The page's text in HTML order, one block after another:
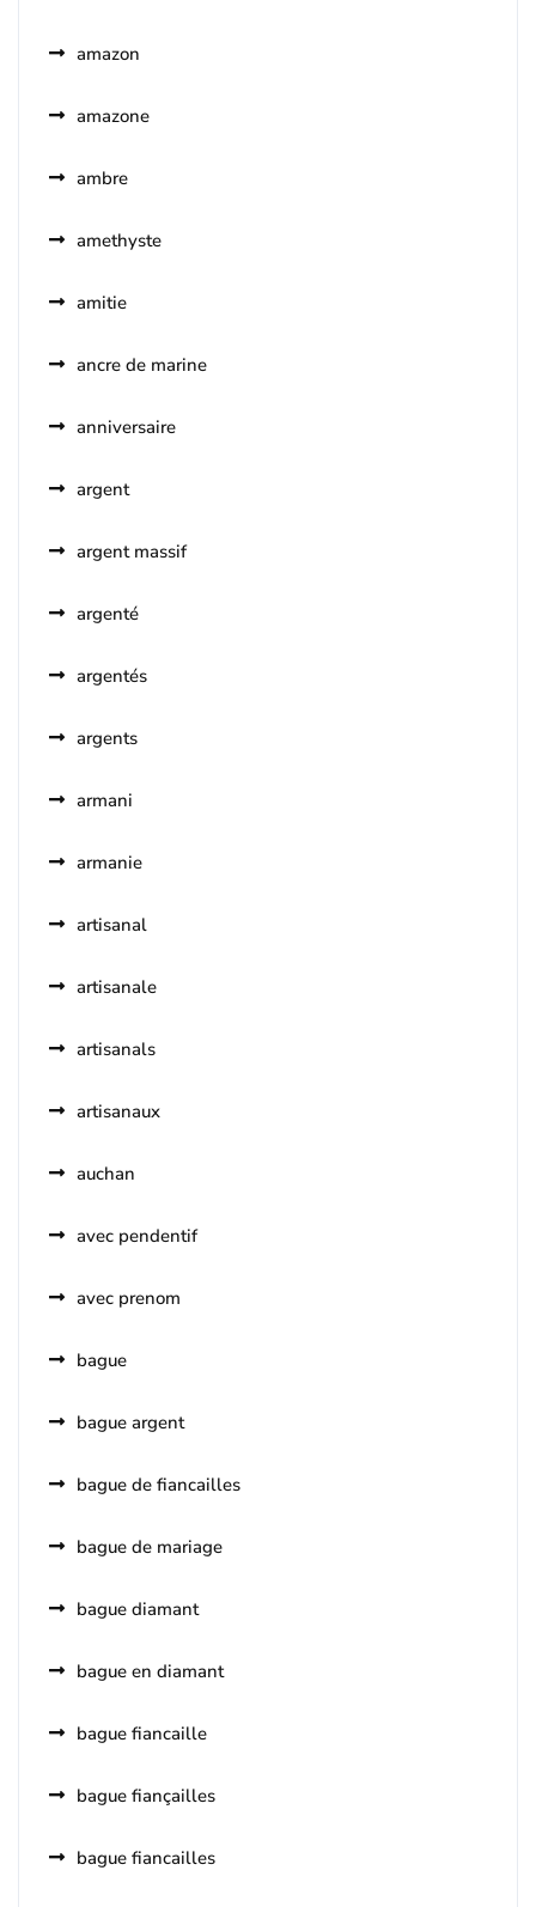
amazon
amazone
ambre
amethyste
amitie
ancre de marine
anniversaire
argent
argent massif
argenté
argentés
argents
armani
armanie
artisanal
artisanale
artisanals
artisanaux
auchan
avec pendentif
avec prenom
bague
bague argent
bague de fiancailles
bague de mariage
bague diamant
bague en diamant
bague fiancaille
bague fiançailles
bague fiancailles